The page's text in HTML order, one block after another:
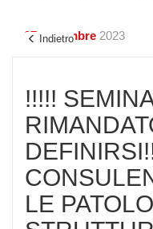
07 novembre 2023
Indietro
!!!!!
LE